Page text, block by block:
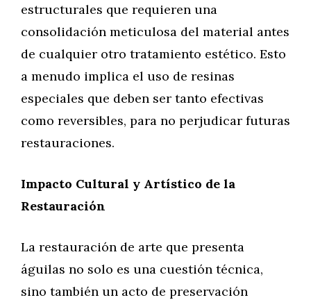
estructurales que requieren una
consolidación meticulosa del material antes
de cualquier otro tratamiento estético. Esto
a menudo implica el uso de resinas
especiales que deben ser tanto efectivas
como reversibles, para no perjudicar futuras
restauraciones.
Impacto Cultural y Artístico de la
Restauración
La restauración de arte que presenta
águilas no solo es una cuestión técnica,
sino también un acto de preservación